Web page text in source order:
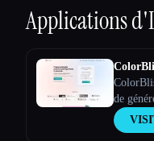
Applications
de
colorier